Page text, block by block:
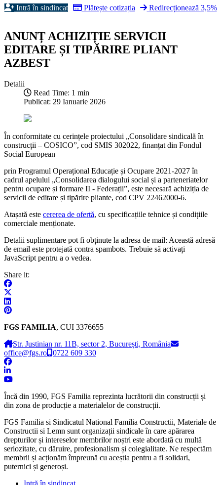
Intră în sindincat Plătește cotizația Redirecționează 3,5%
ANUNȚ ACHIZIȚIE SERVICII
EDITARE ȘI TIPĂRIRE PLIANT
AZBEST
Detalii
Read Time: 1 min
Publicat: 29 Ianuarie 2026
În conformitate cu cerințele proiectului „Consolidare sindicală în
construcții – COSICO”, cod SMIS 302022, finanțat din Fondul
Social European
prin Programul Operațional Educație și Ocupare 2021-2027 în
cadrul apelului „Consolidarea dialogului social și a parteneriatelor
pentru ocupare și formare II - Federații”, este necesară achiziția de
servicii de editare și tipărire pliante, cod CPV 22462000-6.
Atașată este cererea de ofertă, cu specificațiile tehnice și condițiile
comerciale menționate.
Detalii suplimentare pot fi obținute la adresa de mail: Această adresă
de email este protejată contra spambots. Trebuie să activați
JavaScript pentru a o vedea.
Share it:
FGS FAMILIA, CUI 3376655
Str. Justinian nr. 11B, sector 2, București, România
office@fgs.ro
0722 609 330
Încă din 1990, FGS Familia reprezinta lucrătorii din construcții și
din zona de producție a materialelor de construcții.
FGS Familia si Sindicatul National Familia Constructii, Materiale de
Constructii si Lemn sunt organizații sindicale în care apărarea
drepturilor și intereselor membrilor noștri este abordată cu multă
seriozitate, cu dăruire, profesionalism și colegialitate. Ne respectăm
membrii și acționăm împreună cu aceștia pentru a fi solidari,
puternici și generoși.
Intră în sindincat